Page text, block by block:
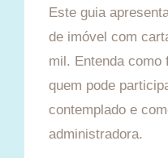
Este guia
de imóvel com
mil. Entenda como
quem pode
contemplado e
administradora.